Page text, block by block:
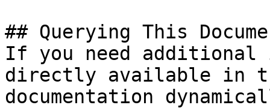
## Querying This
If you need
directly available in
documentation